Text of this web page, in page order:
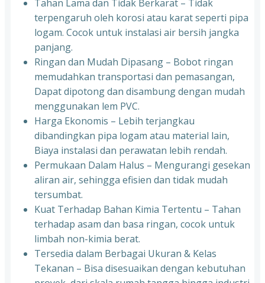
Tahan Lama dan Tidak Berkarat – Tidak
terpengaruh oleh korosi atau karat seperti pipa
logam. Cocok untuk instalasi air bersih jangka
panjang.
Ringan dan Mudah Dipasang – Bobot ringan
memudahkan transportasi dan pemasangan,
Dapat dipotong dan disambung dengan mudah
menggunakan lem PVC.
Harga Ekonomis – Lebih terjangkau
dibandingkan pipa logam atau material lain,
Biaya instalasi dan perawatan lebih rendah.
Permukaan Dalam Halus – Mengurangi gesekan
aliran air, sehingga efisien dan tidak mudah
tersumbat.
Kuat Terhadap Bahan Kimia Tertentu – Tahan
terhadap asam dan basa ringan, cocok untuk
limbah non-kimia berat.
Tersedia dalam Berbagai Ukuran & Kelas
Tekanan – Bisa disesuaikan dengan kebutuhan